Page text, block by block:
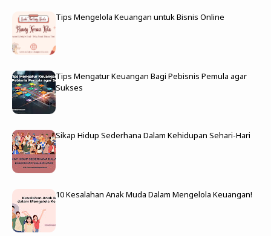
Tips Mengelola Keuangan untuk Bisnis Online
Tips Mengatur Keuangan Bagi Pebisnis Pemula agar
Sukses
Sikap Hidup Sederhana Dalam Kehidupan Sehari-Hari
10 Kesalahan Anak Muda Dalam Mengelola Keuangan!